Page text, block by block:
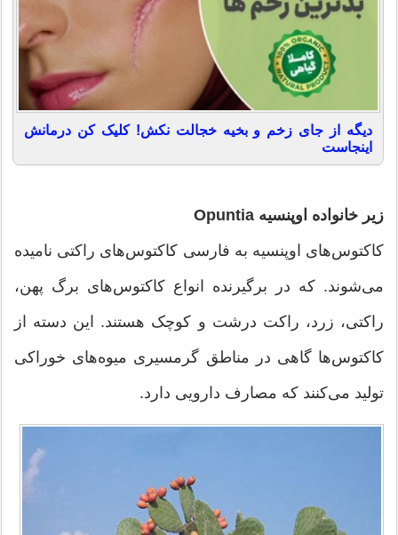
دیگه از جای زخم و بخیه خجالت نکش! کلیک کن درمانش
اینجاست
زیر خانواده اوپنسیه Opuntia
کاکتوس‌های اوپنسیه به فارسی کاکتوس‌های راکتی نامیده
می‌شوند. که در برگیرنده انواع کاکتوس‌های برگ پهن،
راکتی، زرد، راکت درشت و کوچک هستند. این دسته از
کاکتوس‌ها گاهی در مناطق گرمسیری میوه‌های خوراکی
تولید می‌کنند که مصارف دارویی دارد.